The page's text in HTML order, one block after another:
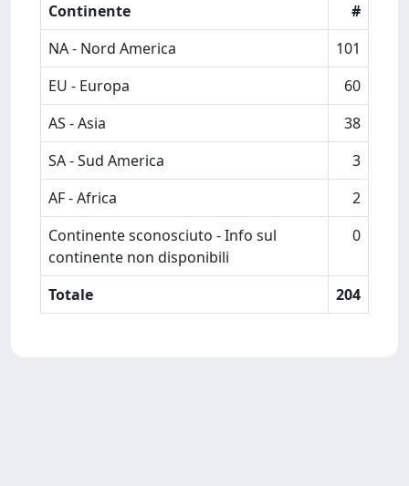
Continente
#
NA - Nord America
101
EU - Europa
60
AS - Asia
38
SA - Sud America
3
AF - Africa
2
Continente sconosciuto - Info sul
continente non disponibili
0
Totale 204